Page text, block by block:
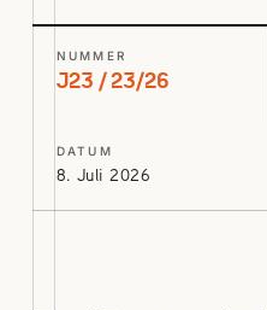
NUMMER
J23 / 23/26
DATUM
8. Juli 2026